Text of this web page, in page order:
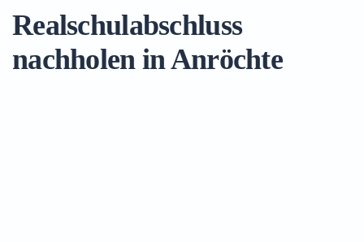
Realschulabschluss
nachholen in Anröchte